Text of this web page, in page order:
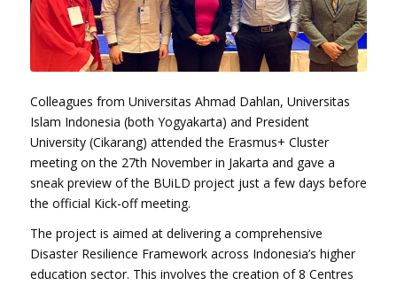
Colleagues from Universitas Ahmad Dahlan, Universitas
Islam Indonesia (both Yogyakarta) and President
University (Cikarang) attended the Erasmus+ Cluster
meeting on the 27th November in Jakarta and gave a
sneak preview of the BUiLD project just a few days before
the official Kick-off meeting.
The project is aimed at delivering a comprehensive
Disaster Resilience Framework across Indonesia’s higher
education sector. This involves the creation of 8 Centres